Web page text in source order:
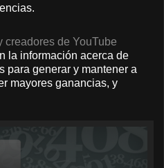
creadores de YouTube
la información acerca de
para generar y mantener a
mayores ganancias, y